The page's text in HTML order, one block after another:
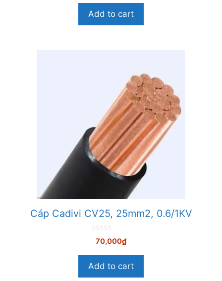
à
5
Add to cart
Cáp Cadivi CV25, 25mm2, 0.6/1KV
à
70,000₫
Add to cart